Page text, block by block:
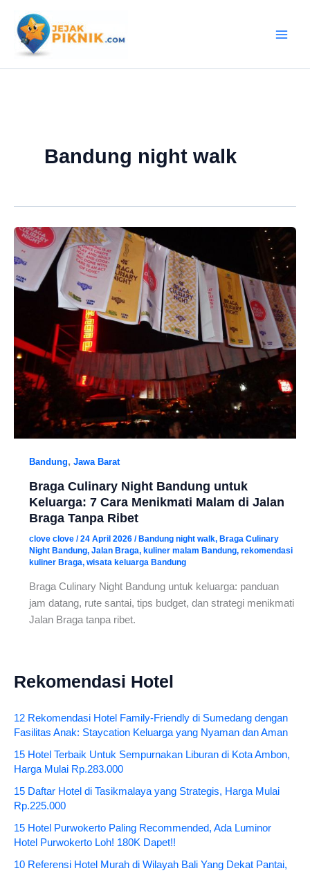
konten
Bandung night walk
Bandung, Jawa Barat
Braga Culinary Night Bandung untuk
Keluarga: 7 Cara Menikmati Malam di Jalan
Braga Tanpa Ribet
clove clove /24 April 2026 / Bandung night walk, Braga Culinary
Night Bandung, Jalan Braga, kuliner malam Bandung, rekomendasi
kuliner Braga, wisata keluarga Bandung
Braga Culinary Night Bandung untuk keluarga: panduan
jam datang, rute santai, tips budget, dan strategi menikmati
Jalan Braga tanpa ribet.
Rekomendasi Hotel
12 Rekomendasi Hotel Family-Friendly di Sumedang dengan
Fasilitas Anak: Staycation Keluarga yang Nyaman dan Aman
15 Hotel Terbaik Untuk Sempurnakan Liburan di Kota Ambon,
Harga Mulai Rp.283.000
15 Daftar Hotel di Tasikmalaya yang Strategis, Harga Mulai
Rp.225.000
15 Hotel Purwokerto Paling Recommended, Ada Luminor
Hotel Purwokerto Loh! 180K Dapet!!
10 Referensi Hotel Murah di Wilayah Bali Yang Dekat Pantai,